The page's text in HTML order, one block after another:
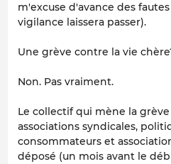
m'excuse d'avance des
vigilance laissera passer).
Une grève contre la vie
Non. Pas vraiment.
Le collectif qui mène la
associations syndicales,
consommateurs et
déposé (un mois avant le